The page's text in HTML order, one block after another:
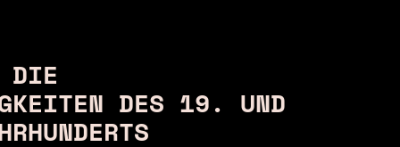
DIE
DES 19. UND